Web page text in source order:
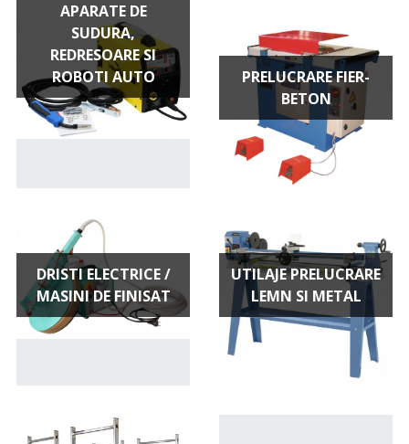
APARATE DE
SUDURA,
REDRESOARE SI
ROBOTI AUTO
PRELUCRARE FIER-
BETON
DRISTI ELECTRICE /
MASINI DE FINISAT
UTILAJE PRELUCRARE
LEMN SI METAL